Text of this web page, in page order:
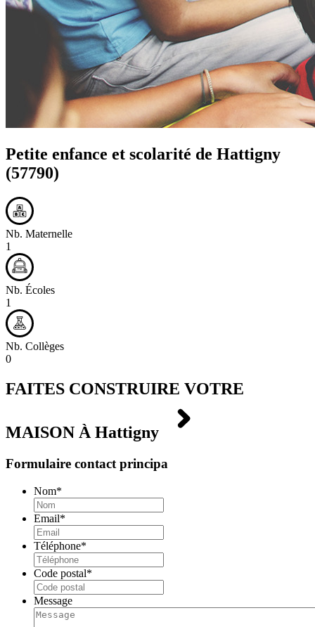
Petite enfance et scolarité de Hattigny
(57790)
Nb. Maternelle
1
Nb. Écoles
1
Nb. Collèges
0
FAITES CONSTRUIRE VOTRE
MAISON À Hattigny
Formulaire contact principa
Nom*
Email*
Téléphone*
Code postal*
Message